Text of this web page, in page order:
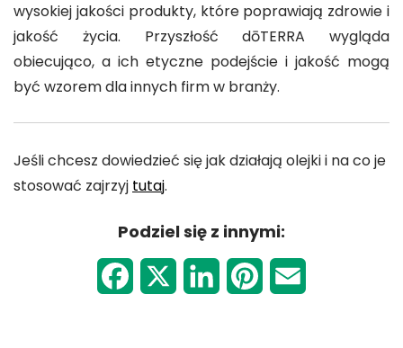
wysokiej jakości produkty, które poprawiają zdrowie i
jakość życia. Przyszłość dōTERRA wygląda
obiecująco, a ich etyczne podejście i jakość mogą
być wzorem dla innych firm w branży.
Jeśli chcesz dowiedzieć się jak działają olejki i na co je
stosować zajrzyj tutaj.
Podziel się z innymi: